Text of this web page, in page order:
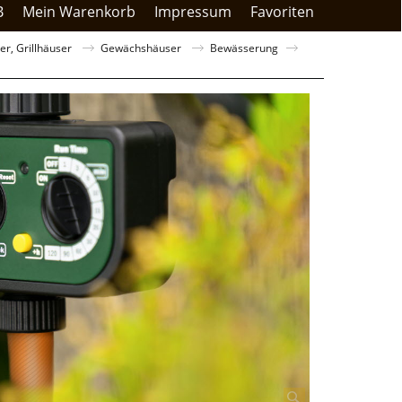
Mein Warenkorb Impressum Favoriten
Grillhäuser Gewächshäuser Bewässerung